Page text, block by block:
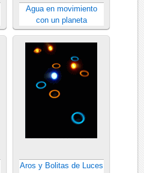
Agua en movimiento
con un planeta
Aros y Bolitas de Luces